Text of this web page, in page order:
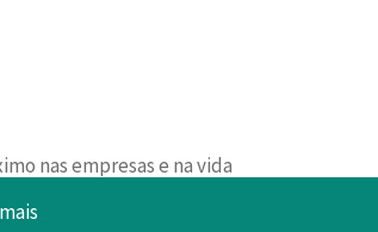
nas empresas e na vida
em